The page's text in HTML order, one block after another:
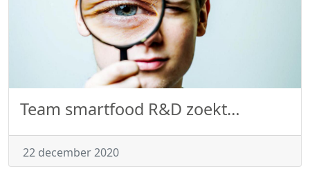
Team smartfood R&D zoekt…
22 december 2020